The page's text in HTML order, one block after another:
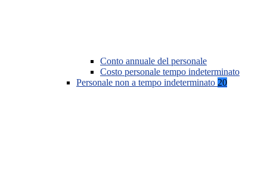
Conto annuale del personale
Costo personale tempo indeterminato
Personale non a tempo indeterminato 20